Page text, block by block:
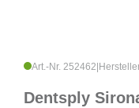
Art.-Nr. 252462
Dentsply